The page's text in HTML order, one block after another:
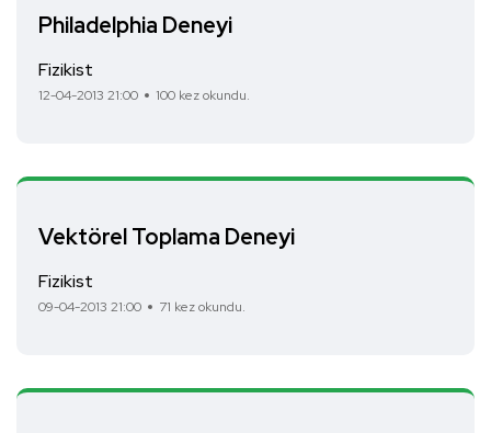
Philadelphia Deneyi
Fizikist
12-04-2013 21:00 100 kez okundu.
Vektörel Toplama Deneyi
Fizikist
09-04-2013 21:00 71 kez okundu.